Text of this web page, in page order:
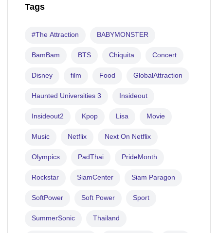
Tags
#The Attraction BABYMONSTER
BamBam BTS Chiquita Concert
Disney film Food GlobalAttraction
Haunted Universities 3 Insideout
Insideout2 Kpop Lisa Movie
Music Netflix Next On Netflix
Olympics PadThai PrideMonth
Rockstar SiamCenter Siam Paragon
SoftPower Soft Power Sport
SummerSonic Thailand